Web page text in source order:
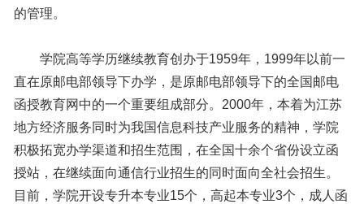
的管理。
学院高等学历继续教育创办于1959年，1999年以前一
直在原邮电部领导下办学，是原邮电部领导下的全国邮电
函授教育网中的一个重要组成部分。2000年，本着为江苏
地方经济服务同时为我国信息科技产业服务的精神，学院
积极拓宽办学渠道和招生范围，在全国十余个省份设立函
授站，在继续面向通信行业招生的同时面向全社会招生。
目前，学院开设专升本专业15个，高起本专业3个，成人函